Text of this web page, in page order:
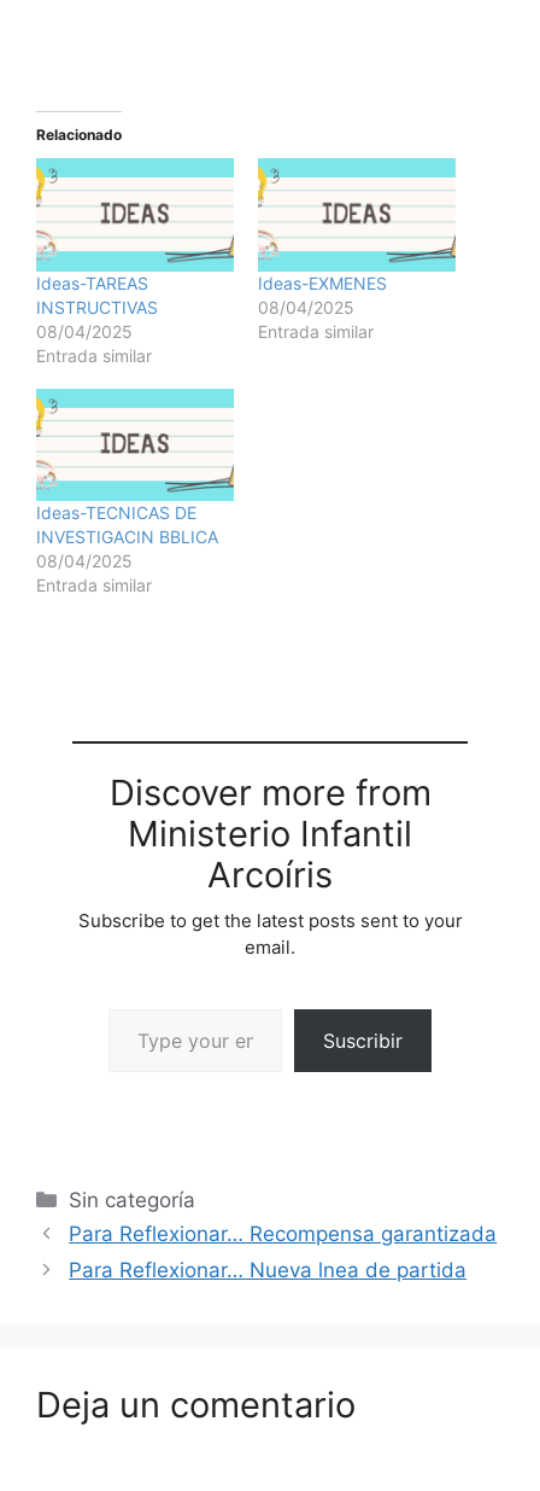
Relacionado
Ideas-TAREAS
INSTRUCTIVAS
08/04/2025
Entrada similar
Ideas-EXMENES
08/04/2025
Entrada similar
Ideas-TECNICAS DE
INVESTIGACIN BBLICA
08/04/2025
Entrada similar
Discover more from
Ministerio Infantil
Arcoíris
Subscribe to get the latest posts sent to your
email.
Suscribir
Sin categoría
Para Reflexionar… Recompensa garantizada
Para Reflexionar… Nueva lnea de partida
Deja un comentario